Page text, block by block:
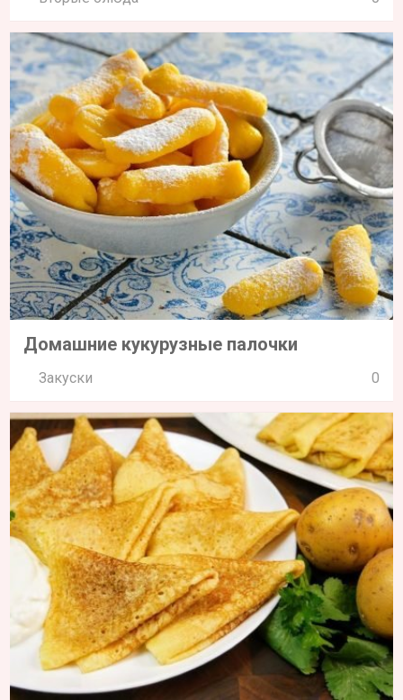
Домашние кукурузные палочки
Закуски 0